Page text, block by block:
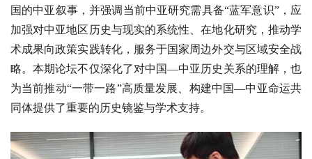
国的中亚叙事，并强调当前中亚研究需具备“蓝军意识”，应
加强对中亚地区历史与现实的系统性、在地化研究，推动学
术成果向政策实践转化，服务于国家周边外交与区域安全战
略。本期论坛不仅深化了对中国—中亚历史关系的理解，也
为当前推动“一带一路”高质量发展、构建中国—中亚命运共
同体提供了重要的历史镜鉴与学术支持。